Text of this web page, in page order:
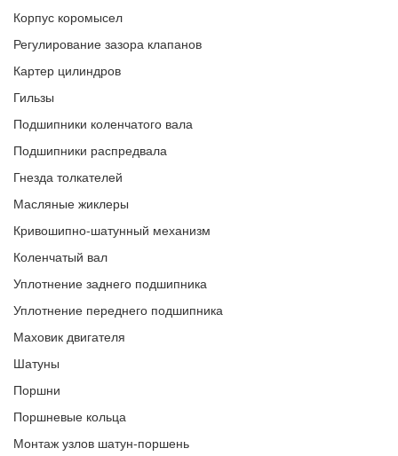
Корпус коромысел
Регулирование зазора клапанов
Картер цилиндров
Гильзы
Подшипники коленчатого вала
Подшипники распредвала
Гнезда толкателей
Масляные жиклеры
Кривошипно-шатунный механизм
Коленчатый вал
Уплотнение заднего подшипника
Уплотнение переднего подшипника
Маховик двигателя
Шатуны
Поршни
Поршневые кольца
Монтаж узлов шатун-поршень